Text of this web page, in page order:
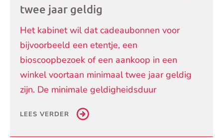
twee jaar geldig
Het kabinet wil dat cadeaubonnen voor
bijvoorbeeld een etentje, een
bioscoopbezoek of een aankoop in een
winkel voortaan minimaal twee jaar geldig
zijn. De minimale geldigheidsduur
LEES VERDER